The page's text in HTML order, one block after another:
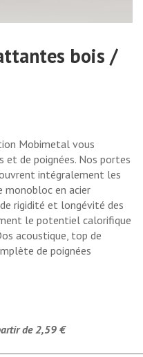
bois /
Mobimetal vous
et de poignées. Nos portes
intégralement les
monobloc en acier
rigidité et longévité des
le potentiel calorifique
acoustique, top de
de poignées
de 2,59 €